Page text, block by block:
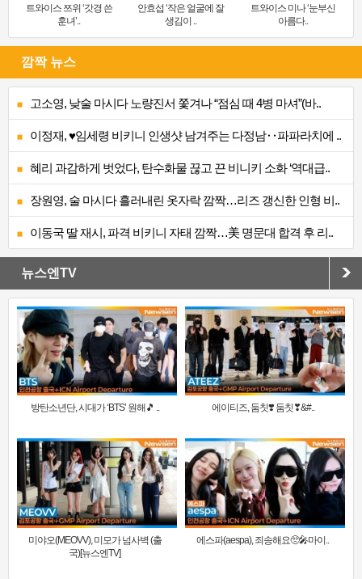
트와이스 쯔위 ‘갓경 쓴
훈녀’..
안효섭 ‘작은 얼굴에 잘
생김이 ..
트와이스 미나 ‘눈부신
아름다..
깜짝 뉴스
고소영, 낮술 마시다 노량진서 쫓겨나 “점심 때 4병 마셔”(바..
이정재, ♥임세령 비키니 인생샷 남겨주는 다정남‥파파라치에 ..
혜리 과감하게 벗었다, 탄수화물 끊고 끈 비니키 소화 ‘역대급..
장원영, 술 마시다 흘러내린 옷자락 깜짝…리즈 갱신한 인형 비..
이동국 딸 재시, 파격 비키니 자태 깜짝…美 명문대 합격 후 리..
뉴스엔TV
방탄소년단, 시대가 ‘BTS’ 원해🎵 .. 에이티즈, 둠칫❣️ 둠칫❣&#..
미야오(MEOVV), 미모가 넘사벽 (출
국)[뉴스엔TV]
에스파(aespa), 죄송해요🥺🎤마이..